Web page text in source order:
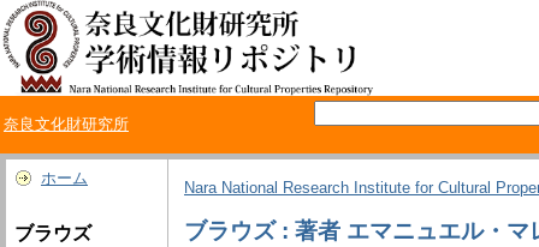
奈良文化財研究所
ホーム
ブラウズ
Nara National Research Institute for Cultural
ブラウズ : 著者 エマニュエル・マ